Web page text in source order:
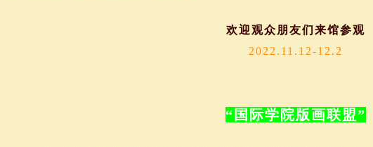
欢迎观众朋友们来馆参观
2022.11.12-12.2
“国际学院版画联盟”